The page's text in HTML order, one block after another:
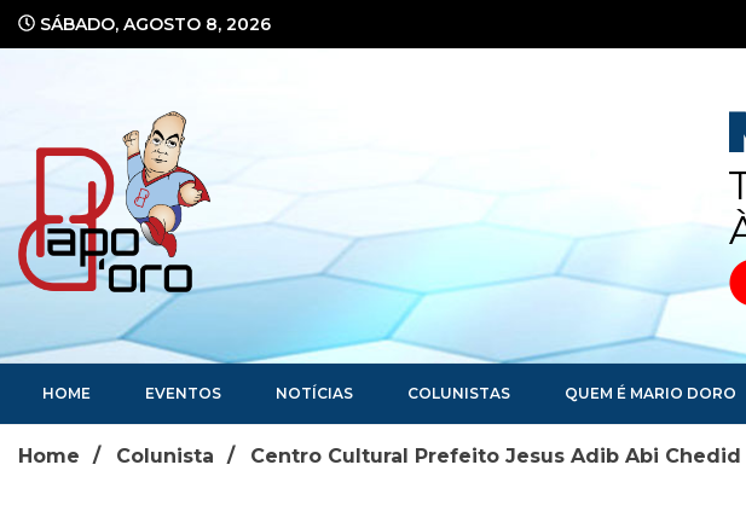
SÁBADO, AGOSTO 8, 2026
Portal de Notícias
HOME EVENTOS NOTÍCIAS COLUNISTAS QUEM É MARIO DORO
Home Colunista Centro Cultural Prefeito Jesus Adib Abi